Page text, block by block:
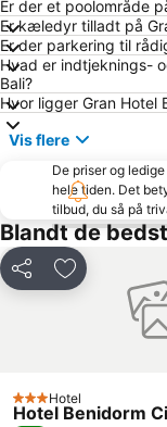
Acuario
Puerto de Alicante
Marina de Alicante
Marqués de Campo
Aqualandia
Albufereta
San Blas-Santo
Arenals del Sol
Coveta Fumá o Cala del
Mercado
Er der et poolområde
Er kæledyr tilladt på
Er der parkering til
Hvad er indtjeknings-
Bali?
Hvor ligger Gran Hotel
Vis flere
De priser og
hele tiden. Det
tilbud, du så på
Blandt de
Del Føj til
3 Stjerner
Hotel
Hotel Benidorm